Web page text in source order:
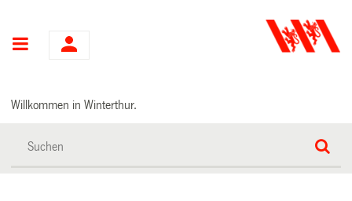
Hauptnavigation
Willkommen in Winterthur.